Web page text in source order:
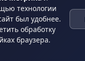
технологии
был удобнее.
обработку
браузера.
559-59-74
27-09
44